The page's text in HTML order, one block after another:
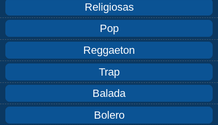
Religiosas
Pop
Reggaeton
Trap
Balada
Bolero